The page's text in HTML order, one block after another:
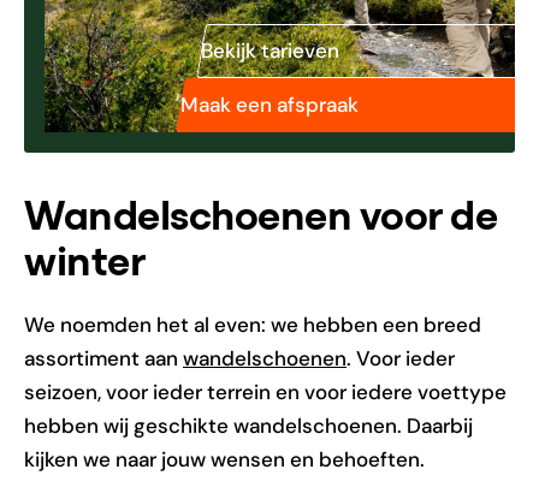
Bekijk tarieven
Maak een afspraak
Wandelschoenen voor de
winter
We noemden het al even: we hebben een breed
assortiment aan wandelschoenen. Voor ieder
seizoen, voor ieder terrein en voor iedere voettype
hebben wij geschikte wandelschoenen. Daarbij
kijken we naar jouw wensen en behoeften.